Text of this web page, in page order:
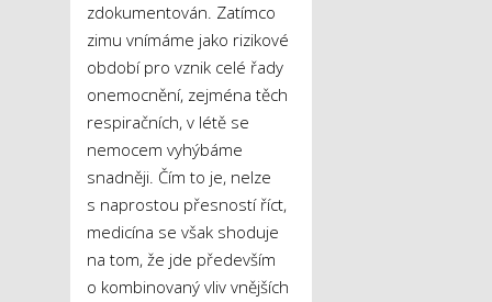
zdokumentován. Zatímco
zimu vnímáme jako rizikové
období pro vznik celé řady
onemocnění, zejména těch
respiračních, v létě se
nemocem vyhýbáme
snadněji. Čím to je, nelze
s naprostou přesností říct,
medicína se však shoduje
na tom, že jde především
o kombinovaný vliv vnějších